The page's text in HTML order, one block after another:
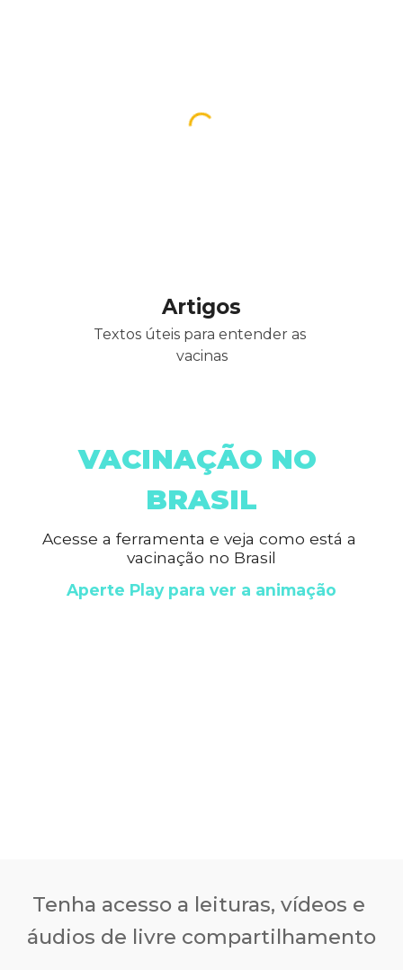
Artigos
Textos úteis para entender as
vacinas
VACINAÇÃO NO
BRASIL
Acesse a ferramenta e veja como está a
vacinação no Brasil
Aperte Play para ver a animação
Tenha acesso a leituras, vídeos e
áudios de livre compartilhamento